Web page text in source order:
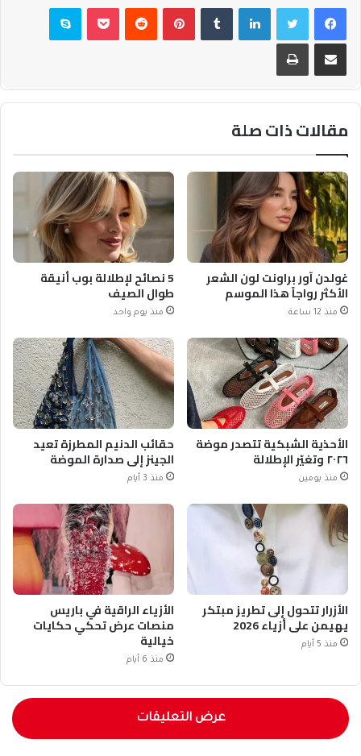
فيسبوكتويتر لينكدإن بينتيريست بوكيت سكايب
مشاركة عبر البريد طباعة
مقالات ذات صلة
غولدن آور براونت لون الشعر
الأكثر رواجاً هذا الموسم
منذ 12 ساعة
5 نصائح لإطلالة بوب أنيقة
طوال الصيف
منذ يوم واحد
الأحذية الشبكية تتصدر موضة
٢٠٢٦ وتغيّر الإطلالة
منذ يومين
حقائب الدنيم المطرزة تعيد
الجينز إلى صدارة الموضة
منذ 3 أيام
الأزرار تتحول إلى تطريز مبتكر
يهيمن على أزياء 2026
منذ 5 أيام
الأزياء الراقية في باريس
منصات عرض تحكي حكايات
خيالية
منذ 6 أيام
عرض التعليقات